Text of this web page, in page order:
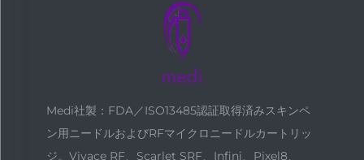
Medi社製：FDA／ISO13485認証取得済みスキンペ
ン用ニードルおよびRFマイクロニードルカートリッ
ジ。Vivace RF、Scarlet SRF、Infini、Pixel8、